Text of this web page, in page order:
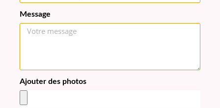
Message
Ajouter des photos